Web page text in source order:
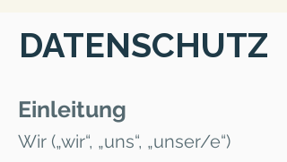
DATENSCHUTZ
Einleitung
Wir („wir“, „uns“, „unser/e“)